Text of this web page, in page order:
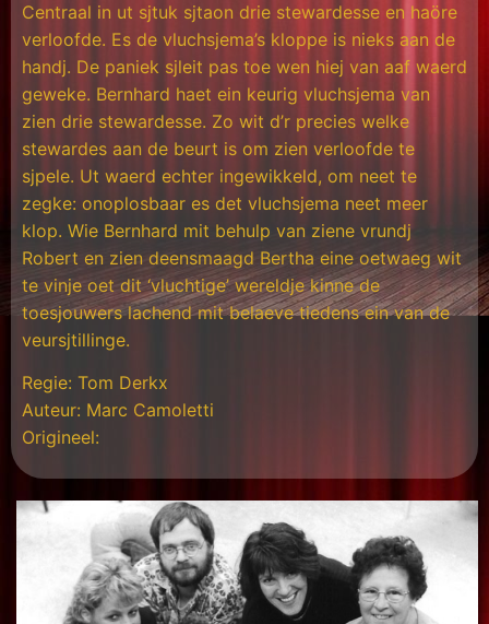
Centraal in ut sjtuk sjtaon drie stewardesse en haöre
verloofde. Es de vluchsjema’s kloppe is nieks aan de
handj. De paniek sjleit pas toe wen hiej van aaf waerd
geweke. Bernhard haet ein keurig vluchsjema van
zien drie stewardesse. Zo wit d’r precies welke
stewardes aan de beurt is om zien verloofde te
sjpele. Ut waerd echter ingewikkeld, om neet te
zegke: onoplosbaar es det vluchsjema neet meer
klop. Wie Bernhard mit behulp van ziene vrundj
Robert en zien deensmaagd Bertha eine oetwaeg wit
te vinje oet dit ‘vluchtige’ wereldje kinne de
toesjouwers lachend mit belaeve tiedens ein van de
veursjtillinge.
Regie: Tom Derkx
Auteur: Marc Camoletti
Origineel: